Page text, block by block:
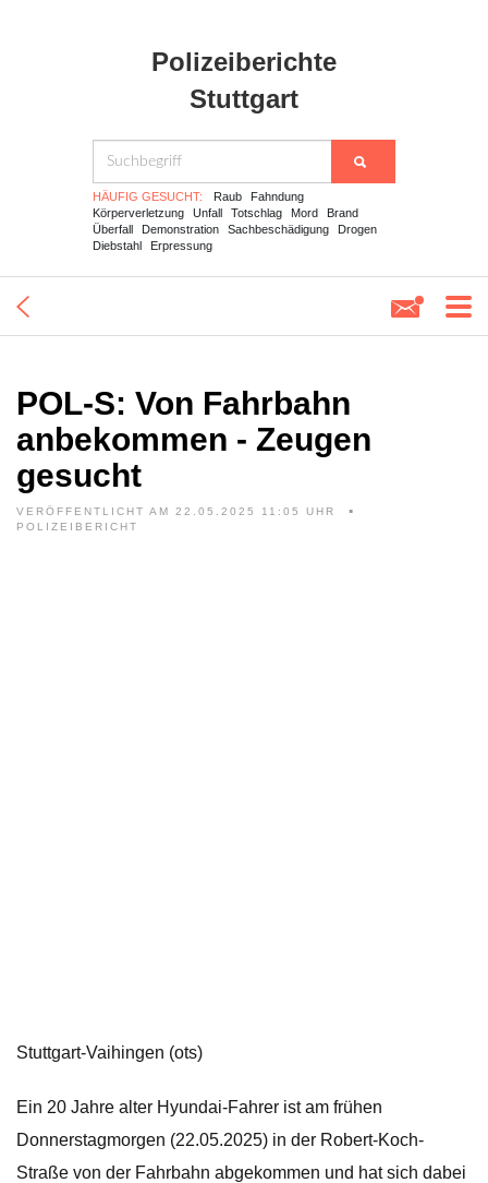
Polizeiberichte
Stuttgart
HÄUFIG GESUCHT: Raub
Fahndung
Körperverletzung
Unfall Totschlag Mord
Brand
Überfall
Demonstration Sachbeschädigung
Drogen
Diebstahl
Erpressung
POL-S: Von Fahrbahn
anbekommen - Zeugen
gesucht
VERÖFFENTLICHT AM 22.05.2025 11:05 UHR
POLIZEIBERICHT
Stuttgart-Vaihingen (ots)
Ein 20 Jahre alter Hyundai-Fahrer ist am frühen
Donnerstagmorgen (22.05.2025) in der Robert-Koch-
Straße von der Fahrbahn abgekommen und hat sich dabei